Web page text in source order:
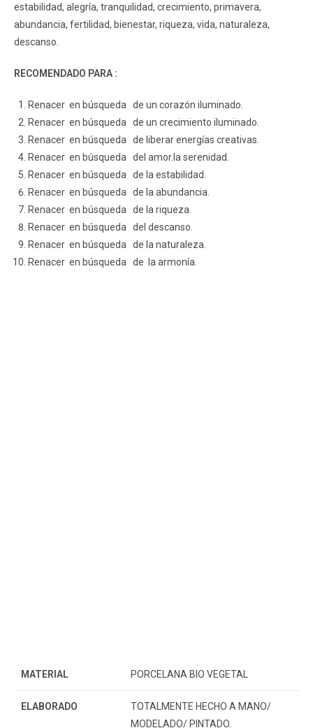
estabilidad, alegría, tranquilidad, crecimiento, primavera,
abundancia, fertilidad, bienestar, riqueza, vida, naturaleza,
descanso.
RECOMENDADO PARA :
Renacer en búsqueda de un corazón iluminado.
Renacer en búsqueda de un crecimiento iluminado.
Renacer en búsqueda de liberar energías creativas.
Renacer en búsqueda del amor.la serenidad.
Renacer en búsqueda de la estabilidad.
Renacer en búsqueda de la abundancia.
Renacer en búsqueda de la riqueza.
Renacer en búsqueda del descanso.
Renacer en búsqueda de la naturaleza.
Renacer en búsqueda de la armonía.
MATERIAL PORCELANA BIO VEGETAL
ELABORADO
TOTALMENTE HECHO A MANO/
MODELADO/ PINTADO.